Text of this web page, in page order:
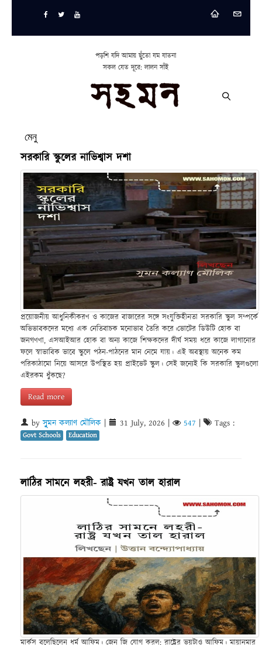
পড়শি যদি আমায় ছুঁতো যম যাতনা
সকল যেত দূরে: লালন সাঁই
মেনু
সরকারি স্কুলের নাভিশ্বাস দশা
প্রয়োজনীয় আধুনিকীকরণ ও কাজের বাজারের সঙ্গে সংযুক্তিহীনতা সরকারি স্কুল সম্পর্কে
অভিভাবকদের মধ্যে এক নেতিবাচক মনোভাব তৈরি করে।ভোটের ডিউটি হোক বা
জনগণণা, এসআইআর হোক বা অন্য কাজে শিক্ষকদের দীর্ঘ সময় ধরে কাজে লাগানোর
ফলে স্বাভাবিক ভাবে স্কুলে পঠন-পাঠনের মান নেমে যায়। এই অবস্থায় অনেক কম
পরিকাঠামো নিয়ে আসরে উপস্থিত হয় প্রাইভেট স্কুল। সেই জন্যেই কি সরকারি স্কুলগুলো
এইরকম ধুঁকছে?
Read more
byসুৃমন কল্যাণ মৌলিক 31 July, 2026 547 Tags :
Govt Schools Education
লাঠির সামনে লহরী- রাষ্ট্র যখন তাল হারাল